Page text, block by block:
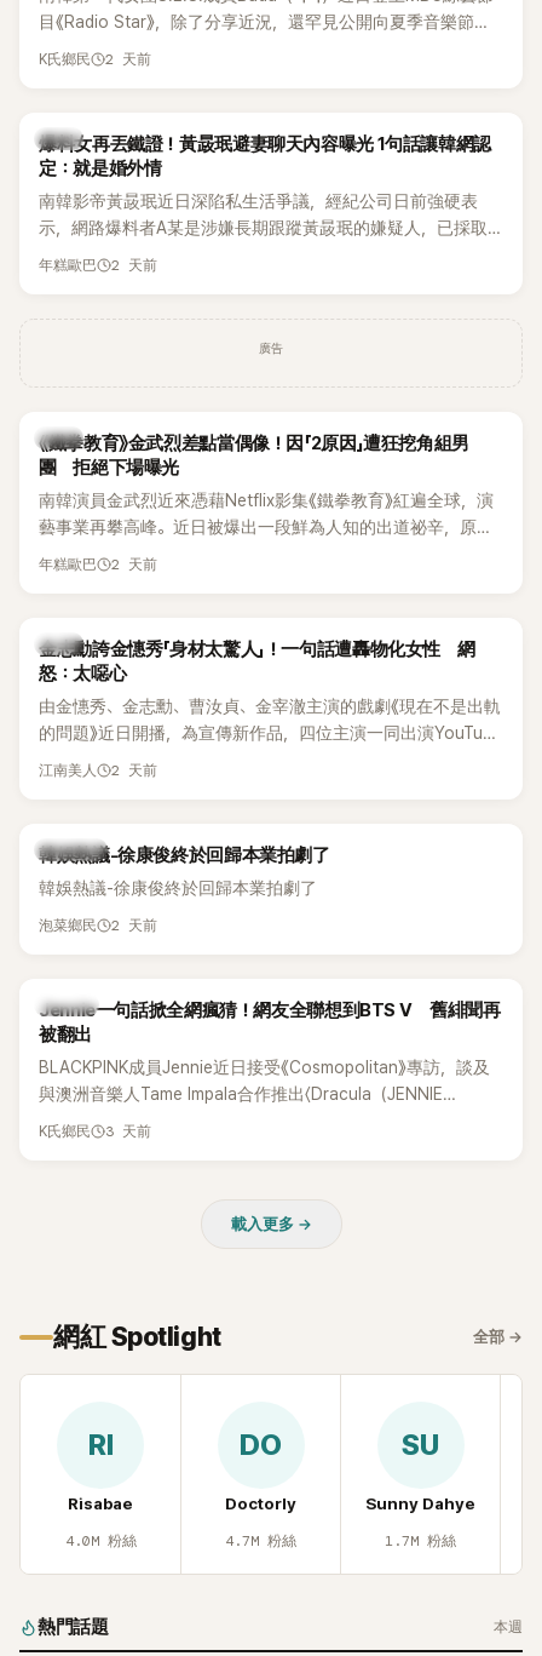
麼大，不知道才奇怪吧。」一來一往，氣氛反而更加輕鬆。 談到
當年情況，李智惠終於鬆口坦言，當時確實被質疑動過隆胸手
術。她回憶：「拍了比基尼照片之後，就開始被說是不是去隆乳
了。」為了澄清誤會，她只好親自站出來說清楚。 李智惠進一步
想，既然一直說我有做，那我乾脆把腋下給大家看，證明我根
本沒動過。」一句話說完，全場瞬間炸鍋，來賓又驚又笑。 事實
上，早在 2006 年，李智惠就為了證明自己沒有「隆乳」，真的
召開了一場泳裝記者招待會。當時她穿著比基尼站在一排攝影
這段為平息爭議、直接公開腋下畫面自證清白的往事再度被提
《脫掉鞋子恢單4Men》 中，親自公開那張當年引發話題的「腋下
比基尼照」，再次重提這段至今仍被粉絲視為黑歷史代表作的事
員身分出道，該團在 2000 年代初期紅極一時，由李智惠、徐
智英兩位女成員，以及張錫炫、Chris Kim 兩位男成員組成。不
過後來爆出長達四年的團內霸凌風波，甚至傳出徐智英母親對
李智惠言語辱罵、動手等爭議，最終團體於 2002 年解散。 團
體解散後，李智惠轉型 solo，靠著綜藝與歌唱實力持續活躍演
藝圈。據悉，她當年能加入 S#arp，也與 李尚敏 的賞識有關。
感情方面，李智惠於 2017 年與圈外男友結婚，婚後育有兩個
目，她經營的 YouTube 頻道也即將突破百萬訂閱，近年內容深
受網友喜愛，再度迎來事業第二春。
目《Radio Star》，除了分享近況，還罕見公開向夏季音樂節
Waterbomb喊話，笑稱自己至今從未受邀演出，更幽默表示：
K氏鄉民 2 天前
韓星
爆料女再丟鐵證！黃晸珉避妻聊天內容曝光 1句話讓韓網認
定：就是婚外情
南韓影帝黃晸珉近日深陷私生活爭議，經紀公司日前強硬表
示，網路爆料者A某是涉嫌長期跟蹤黃晸珉的嫌疑人，已採取
法律行動。不過，A某並未因此停止發聲，5日再度透過社群平
年糕歐巴 2 天前
廣告
韓星
《鐵拳教育》金武烈差點當偶像！因「2原因」遭狂挖角組男
團 拒絕下場曝光
南韓演員金武烈近來憑藉Netflix影集《鐵拳教育》紅遍全球，演
藝事業再攀高峰。近日被爆出一段鮮為人知的出道祕辛，原來
他當年差點不是以演員身分出道，而是成為男團偶像的一員。
年糕歐巴 2 天前
韓星
金志勳誇金憓秀「身材太驚人」！一句話遭轟物化女性 網
怒：太噁心
由金憓秀、金志勳、曹汝貞、金宰澈主演的戲劇《現在不是出軌
的問題》近日開播，為宣傳新作品，四位主演一同出演YouTube
節目，不料訪談中的一段發言卻意外掀起爭議。不少網友認
江南美人 2 天前
熱議討論
韓娛熱議-徐康俊終於回歸本業拍劇了
韓娛熱議-徐康俊終於回歸本業拍劇了
泡菜鄉民 2 天前
K-POP
Jennie一句話掀全網瘋猜！網友全聯想到BTS V 舊緋聞再
被翻出
BLACKPINK成員Jennie近日接受《Cosmopolitan》專訪，談及
與澳洲音樂人Tame Impala合作推出〈Dracula（JENNIE
Remix）〉的幕後故事，沒想到她一句關於「共同朋友」的回答，
K氏鄉民 3 天前
載入更多 →
網紅 Spotlight 全部 →
RI
Risabae
4.0M 粉絲
DO
Doctorly
4.7M 粉絲
SU
Sunny Dahye
1.7M 粉絲
熱門話題 本週